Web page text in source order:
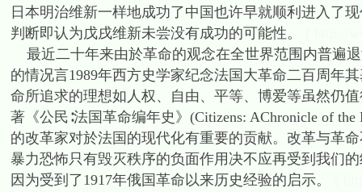
日本明治维新一样地成功了中国也许早就顺利进入了
判断即认为戊戌维新未尝没有成功的可能性。
最近二十年来由於革命的观念在全世界范围内普遍
的情况言1989年西方史学家纪念法国大革命二百周年
命所追求的理想如人权、自由、平等、博爱等虽然仍
著《公民∶法国革命编年史》(Citizens: AChronicle of
的改革家对於法国的现代化有重要的贡献。改革与革
暴力恐怖只有毁灭秩序的负面作用决不应再受到我们
因为受到了1917年俄国革命以来历史经验的启示。